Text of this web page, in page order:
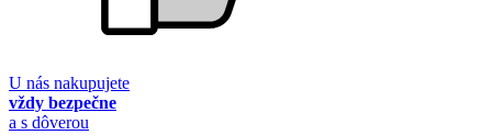
U nás nakupujete
vždy bezpečne
a s dôverou